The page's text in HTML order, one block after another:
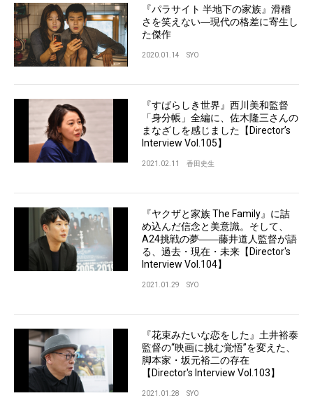
『パラサイト 半地下の家族』滑稽
さを笑えない―現代の格差に寄生し
た傑作
2020.01.14 SYO
『すばらしき世界』西川美和監督
「身分帳」全編に、佐木隆三さんの
まなざしを感じました【Director’s
Interview Vol.105】
2021.02.11 香田史生
『ヤクザと家族 The Family』に詰
め込んだ信念と美意識。そして、
A24挑戦の夢――藤井道人監督が語
る、過去・現在・未来【Director's
Interview Vol.104】
2021.01.29 SYO
『花束みたいな恋をした』土井裕泰
監督の“映画に挑む覚悟”を変えた、
脚本家・坂元裕二の存在
【Director's Interview Vol.103】
2021.01.28 SYO